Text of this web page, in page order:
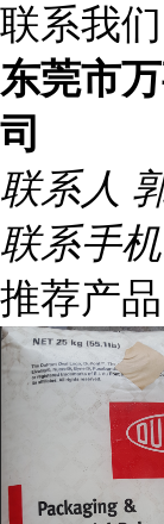
联系我们
东莞市
司
联系人
联系手机
推荐产品